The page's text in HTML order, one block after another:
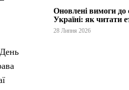
Оновлені вимоги до
Україні: як читати
28 Липня 2026